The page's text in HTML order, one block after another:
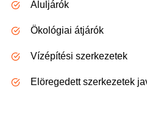
Aluljárók
Ökológiai átjárók
Vízépítési szerkezetek
Elöregedett szerkezetek